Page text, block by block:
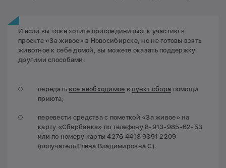
И если вы тоже хотите присоединиться к участию в
проекте «За живое» в Новосибирске, но не готовы взять
животное к себе домой, вы можете оказать поддержку
другими способами:
передать все необходимое в пункт сбора помощи
приюта;
перевести средства с пометкой «За живое» на
карту «Сбербанка» по телефону 8-913-985-62-53
или по номеру карты 4276 4418 9391 2209
(получатель Елена Владимировна С).